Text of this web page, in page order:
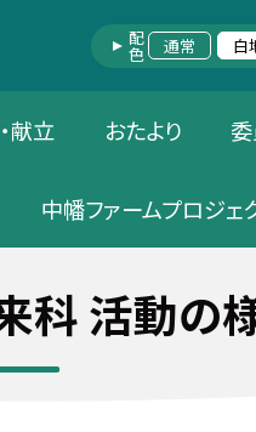
配色 通常 白
献立 おたより
中幡ファームプロジェ
科 活動の